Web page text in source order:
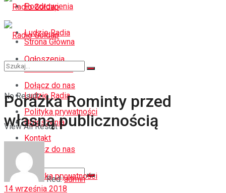
Pozdrowienia
Ludzie Radia
Ogłoszenia
Dołącz do nas
Polityka prywatności
Kontakt
Strona Główna
Pozdrowienia
Ludzie Radia
Ogłoszenia
Dołącz do nas
Polityka prywatności
No Result
View All Result
Porażka Rominty przed
własną publicznością
Red. admin
14 września 2018